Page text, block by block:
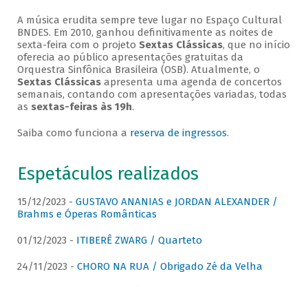
A música erudita sempre teve lugar no Espaço Cultural
BNDES. Em 2010, ganhou definitivamente as noites de
sexta-feira com o projeto Sextas Clássicas, que no início
oferecia ao público apresentações gratuitas da
Orquestra Sinfônica Brasileira (OSB). Atualmente, o
Sextas Clássicasapresenta uma agenda de concertos
semanais, contando com apresentações variadas, todas
as sextas-feiras às 19h.
Saiba como funciona a reserva de ingressos.
Espetáculos realizados
15/12/2023 - GUSTAVO ANANIAS e JORDAN ALEXANDER /
Brahms e Óperas Românticas
01/12/2023 - ITIBERÊ ZWARG / Quarteto
24/11/2023 - CHORO NA RUA / Obrigado Zé da Velha